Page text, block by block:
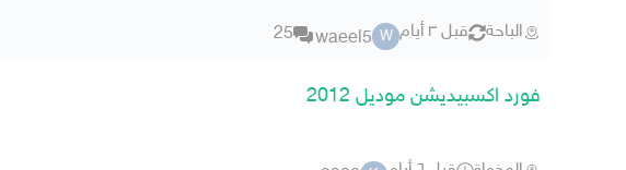
الباحة قبل ٣ أيام W
waeel5
25
فورد اكسبيديشن موديل 2012